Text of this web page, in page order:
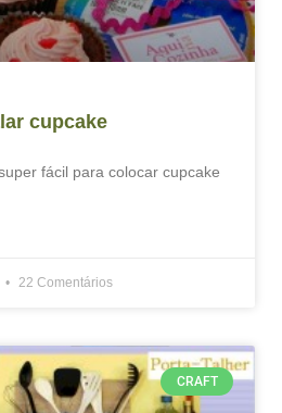
cupcake
fácil para colocar cupcake
22 Comentários
CRAFT